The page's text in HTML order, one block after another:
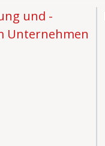
und -
Unternehmen